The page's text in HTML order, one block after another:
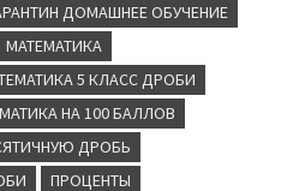
ДОМАШНЕЕ ОБУЧЕНИЕ
МАТЕМАТИКА
5 КЛАСС ДРОБИ
НА 100 БАЛЛОВ
ДРОБЬ
ПРОЦЕНТЫ